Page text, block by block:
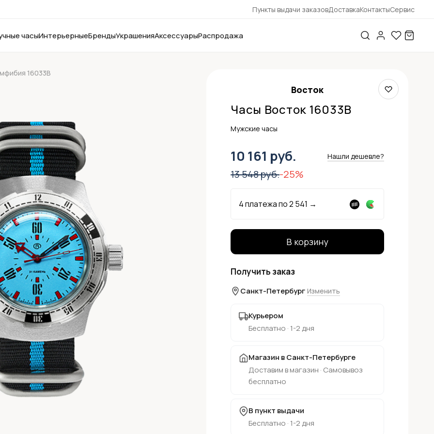
Пункты выдачи заказовДоставкаКонтактыСервис
часыИнтерьерныеБрендыУкрашенияАксессуарыРаспродажа
16033В
Восток
Часы Восток 16033В
Мужские часы
10 161 руб. Нашли дешевле?
13 548 руб.-25%
4 платежа по2 541 →
В корзину
Получить заказ
Санкт-Петербург Изменить
Курьером
Бесплатно · 1-2 дня
Магазин в Санкт-Петербурге
Доставим в магазин · Самовывоз
бесплатно
В пункт выдачи
Бесплатно · 1-2 дня